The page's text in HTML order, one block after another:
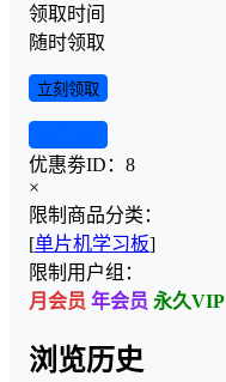
领取时间
随时领取
立刻领取
优惠劵ID： 8
×
限制商品分类：
[单片机学习板]
限制用户组：
月会员 年会员 永久VIP
浏览历史